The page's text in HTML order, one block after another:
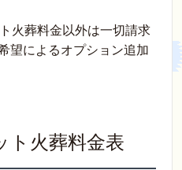
火葬料金以外は一切請求
望によるオプション追加
ト火葬料金表